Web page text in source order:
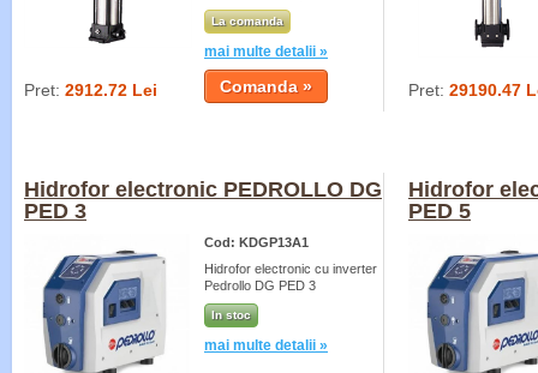
conducta.
La comanda
mai multe detalii »
Pret: 2912.72 Lei Pret: 29190.47
Hidrofor electronic PEDROLLO DG
PED 3
Cod: KDGP13A1
Hidrofor electronic cu inverter
Pedrollo DG PED 3
In stoc
mai multe detalii »
Hidrofor
PED 5